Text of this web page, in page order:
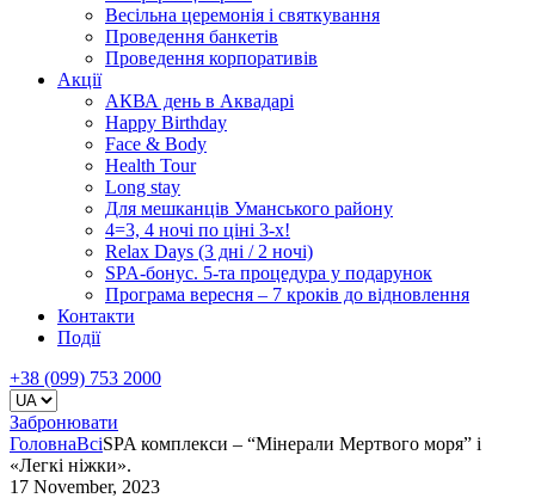
Весільна церемонія і святкування
Проведення банкетів
Проведення корпоративів
Акції
АКВА день в Аквадарі
Happy Birthday
Face & Body
Health Tour
Long stay
Для мешканців Уманського району
4=3, 4 ночі по ціні 3-х!
Relax Days (3 дні / 2 ночі)
SPA-бонус. 5-та процедура у подарунок
Програма вересня – 7 кроків до відновлення
Контакти
Події
+38 (099) 753 2000
Забронювати
ГоловнаВсіSPA комплекси – “Мінерали Мертвого моря” і
«Легкі ніжки».
17 November, 2023